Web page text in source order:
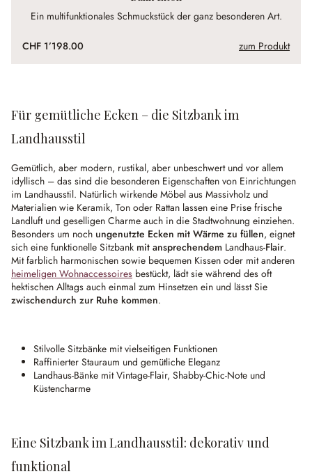
Ein multifunktionales Schmuckstück der ganz besonderen Art.
CHF 1’198.00 zum Produkt
Für gemütliche Ecken – die Sitzbank im
Landhausstil
Gemütlich, aber modern, rustikal, aber unbeschwert und vor allem
idyllisch – das sind die besonderen Eigenschaften von Einrichtungen
im Landhausstil. Natürlich wirkende Möbel aus Massivholz und
Materialien wie Keramik, Ton oder Rattan lassen eine Prise frische
Landluft und geselligen Charme auch in die Stadtwohnung einziehen.
Besonders um noch ungenutzte Ecken mit Wärme zu füllen, eignet
sich eine funktionelle Sitzbank mit ansprechendem Landhaus-Flair.
Mit farblich harmonischen sowie bequemen Kissen oder mit anderen
heimeligen Wohnaccessoires bestückt, lädt sie während des oft
hektischen Alltags auch einmal zum Hinsetzen ein und lässt Sie
zwischendurch zur Ruhe kommen.
Stilvolle Sitzbänke mit vielseitigen Funktionen
Raffinierter Stauraum und gemütliche Eleganz
Landhaus-Bänke mit Vintage-Flair, Shabby-Chic-Note und
Küstencharme
Eine Sitzbank im Landhausstil: dekorativ und
funktional